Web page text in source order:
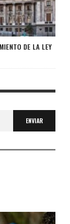
DE LA LEY